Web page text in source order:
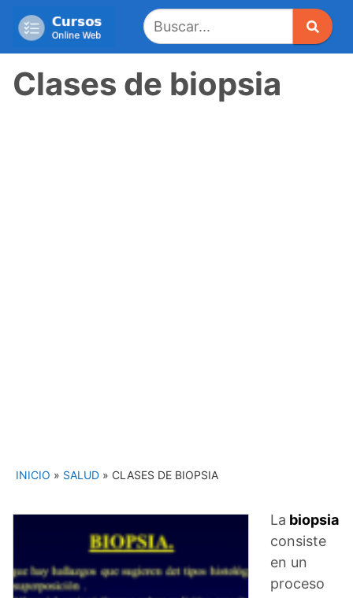
Clases de biopsia
INICIO » SALUD » CLASES DE BIOPSIA
La biopsia
consiste
en un
proceso